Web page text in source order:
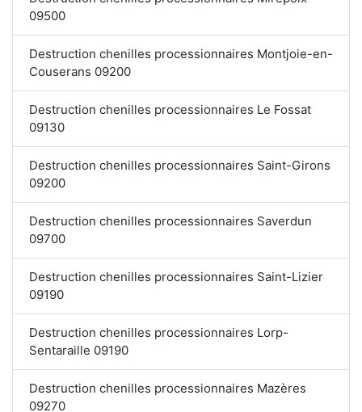
09500
Destruction chenilles processionnaires Montjoie-en-
Couserans 09200
Destruction chenilles processionnaires Le Fossat
09130
Destruction chenilles processionnaires Saint-Girons
09200
Destruction chenilles processionnaires Saverdun
09700
Destruction chenilles processionnaires Saint-Lizier
09190
Destruction chenilles processionnaires Lorp-
Sentaraille 09190
Destruction chenilles processionnaires Mazères
09270